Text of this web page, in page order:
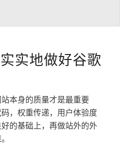
实地做好谷歌
本身的质量才是最重要
，权重传递，用户体验度
的基础上，再做站外的外